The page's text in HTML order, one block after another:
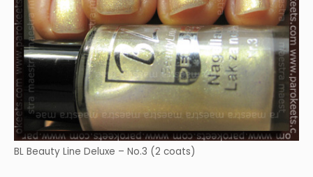
BL Beauty Line Deluxe – No.3 (2 coats)